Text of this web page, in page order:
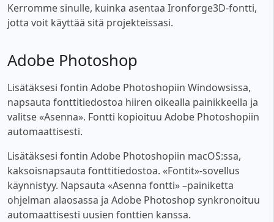
Kerromme sinulle, kuinka asentaa Ironforge3D-fontti,
jotta voit käyttää sitä projekteissasi.
Adobe Photoshop
Lisätäksesi fontin Adobe Photoshopiin Windowsissa,
napsauta fonttitiedostoa hiiren oikealla painikkeella ja
valitse «Asenna». Fontti kopioituu Adobe Photoshopiin
automaattisesti.
Lisätäksesi fontin Adobe Photoshopiin macOS:ssa,
kaksoisnapsauta fonttitiedostoa. «Fontit»-sovellus
käynnistyy. Napsauta «Asenna fontti» –painiketta
ohjelman alaosassa ja Adobe Photoshop synkronoituu
automaattisesti uusien fonttien kanssa.